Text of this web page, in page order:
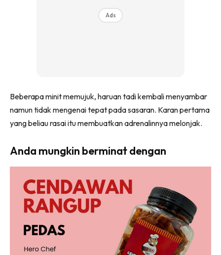
Ads
Beberapa minit memujuk, haruan tadi kembali menyambar
namun tidak mengenai tepat pada sasaran. Karan pertama
yang beliau rasai itu membuatkan adrenalinnya melonjak.
Anda mungkin berminat dengan